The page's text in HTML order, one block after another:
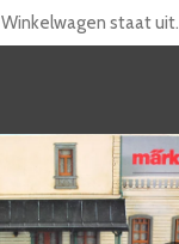
Winkelwagen staat uit.